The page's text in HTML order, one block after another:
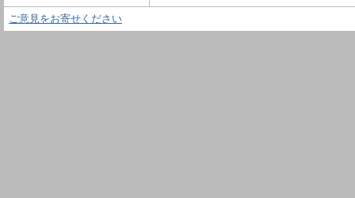
ご意見をお寄せください